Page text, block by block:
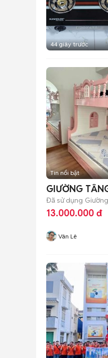
44 giây trước
Tin nổi bật
GIƯỜNG
Đã sử dụng
13.000.000 đ
Vân Lê